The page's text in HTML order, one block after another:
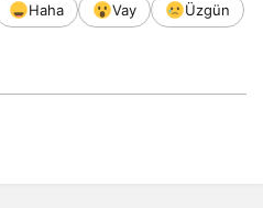
Haha Vay
Üzgün